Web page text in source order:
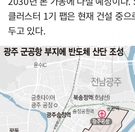
클러스터 1기 팹은 현재 건설 중
두고 있다.